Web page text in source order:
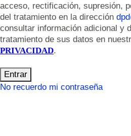
acceso, rectificación, supresión,
del tratamiento en la dirección
consultar información adicional y
tratamiento de sus datos en
PRIVACIDAD.
Entrar
No recuerdo mi contraseña